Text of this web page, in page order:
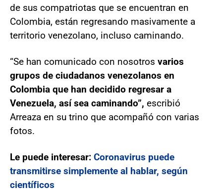
de sus compatriotas que se encuentran en
Colombia, están regresando masivamente a
territorio venezolano, incluso caminando.
“Se han comunicado con nosotros varios
grupos de ciudadanos venezolanos en
Colombia que han decidido regresar a
Venezuela, así sea caminando”, escribió
Arreaza en su trino que acompañó con varias
fotos.
Le puede interesar: Coronavirus puede
transmitirse simplemente al hablar, según
científicos